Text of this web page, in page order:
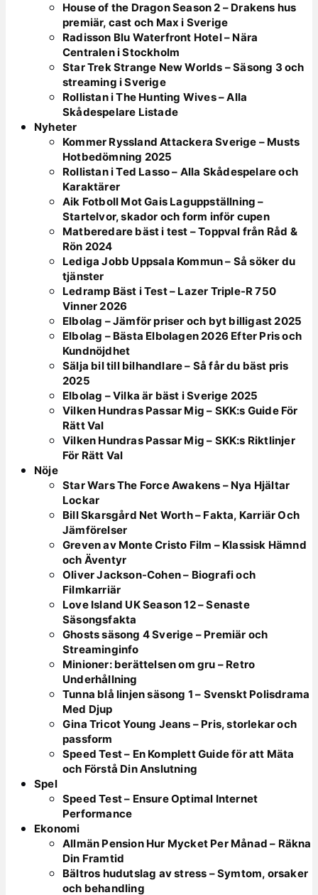
House of the Dragon Season 2 – Drakens hus
premiär, cast och Max i Sverige
Radisson Blu Waterfront Hotel – Nära
Centralen i Stockholm
Star Trek Strange New Worlds – Säsong 3 och
streaming i Sverige
Rollistan i The Hunting Wives – Alla
Skådespelare Listade
Nyheter
Kommer Ryssland Attackera Sverige – Musts
Hotbedömning 2025
Rollistan i Ted Lasso – Alla Skådespelare och
Karaktärer
Aik Fotboll Mot Gais Laguppställning –
Startelvor, skador och form inför cupen
Matberedare bäst i test – Toppval från Råd &
Rön 2024
Lediga Jobb Uppsala Kommun – Så söker du
tjänster
Ledramp Bäst i Test – Lazer Triple-R 750
Vinner 2026
Elbolag – Jämför priser och byt billigast 2025
Elbolag – Bästa Elbolagen 2026 Efter Pris och
Kundnöjdhet
Sälja bil till bilhandlare – Så får du bäst pris
2025
Elbolag – Vilka är bäst i Sverige 2025
Vilken Hundras Passar Mig – SKK:s Guide För
Rätt Val
Vilken Hundras Passar Mig – SKK:s Riktlinjer
För Rätt Val
Nöje
Star Wars The Force Awakens – Nya Hjältar
Lockar
Bill Skarsgård Net Worth – Fakta, Karriär Och
Jämförelser
Greven av Monte Cristo Film – Klassisk Hämnd
och Äventyr
Oliver Jackson-Cohen – Biografi och
Filmkarriär
Love Island UK Season 12 – Senaste
Säsongsfakta
Ghosts säsong 4 Sverige – Premiär och
Streaminginfo
Minioner: berättelsen om gru – Retro
Underhållning
Tunna blå linjen säsong 1 – Svenskt Polisdrama
Med Djup
Gina Tricot Young Jeans – Pris, storlekar och
passform
Speed Test – En Komplett Guide för att Mäta
och Förstå Din Anslutning
Spel
Speed Test – Ensure Optimal Internet
Performance
Ekonomi
Allmän Pension Hur Mycket Per Månad – Räkna
Din Framtid
Bältros hudutslag av stress – Symtom, orsaker
och behandling